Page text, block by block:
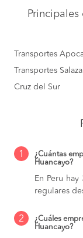
Transportes
Transportes
Cruz del Sur
1
¿Cuántas
Huancayo?
En Peru
regulares
2
¿Cuáles
Huancayo?